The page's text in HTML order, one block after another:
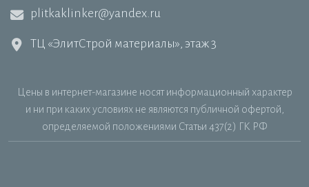
plitkaklinker@yandex.ru
ТЦ «ЭлитСтрой материалы», этаж 3
Цены в интернет-магазине носят информационный характер
и ни при каких условиях не являются публичной офертой,
определяемой положениями Статьи 437(2) ГК РФ